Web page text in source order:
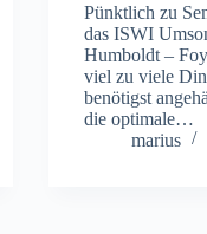
Pünktlich zu
das ISWI
Humboldt –
viel zu viele
benötigst
die optimale…
marius